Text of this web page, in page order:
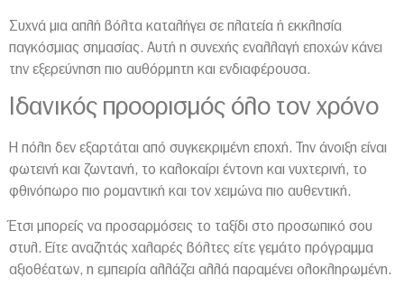
Συχνά μια απλή βόλτα καταλήγει σε πλατεία ή εκκλησία
παγκόσμιας σημασίας. Αυτή η συνεχής εναλλαγή εποχών κάνει
την εξερεύνηση πιο αυθόρμητη και ενδιαφέρουσα.
Ιδανικός προορισμός όλο τον χρόνο
Η πόλη δεν εξαρτάται από συγκεκριμένη εποχή. Την άνοιξη είναι
φωτεινή και ζωντανή, το καλοκαίρι έντονη και νυχτερινή, το
φθινόπωρο πιο ρομαντική και τον χειμώνα πιο αυθεντική.
Έτσι μπορείς να προσαρμόσεις το ταξίδι στο προσωπικό σου
στυλ. Είτε αναζητάς χαλαρές βόλτες είτε γεμάτο πρόγραμμα
αξιοθέατων, η εμπειρία αλλάζει αλλά παραμένει ολοκληρωμένη.